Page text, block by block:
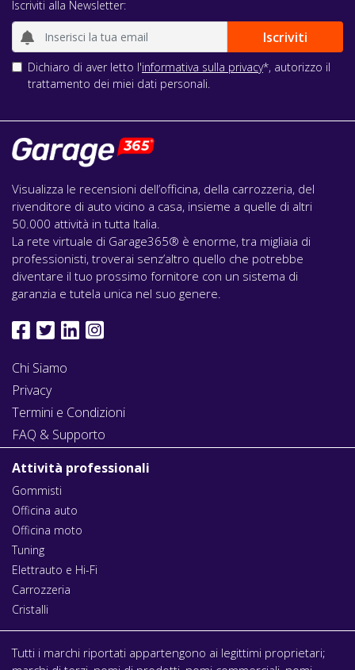
Iscriviti alla Newsletter:
Dichiaro di aver letto l'informativa sulla privacy*, autorizzo il
trattamento dei miei dati personali.
Visualizza le recensioni dell’officina, della carrozzeria, del
rivenditore di auto vicino a casa, insieme a quelle di altri
50.000 attività in tutta Italia.
La rete virtuale di Garage365® è enorme, tra migliaia di
professionisti, troverai senz’altro quello che potrebbe
diventare il tuo prossimo fornitore con un sistema di
garanzia e tutela unica nel suo genere.
Chi Siamo
Privacy
Termini e Condizioni
FAQ & Supporto
Attività professionali
Gommisti
Officina auto
Officina moto
Tuning
Elettrauto e Hi-Fi
Carrozzeria
Cristalli
Tutti i marchi riportati appartengono ai legittimi proprietari;